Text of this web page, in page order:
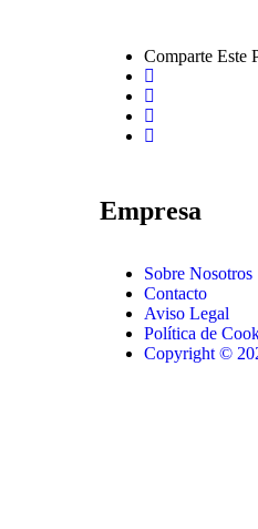
Comparte Este
Empresa
Sobre Nosotros
Contacto
Aviso Legal
Política de
Copyright ©